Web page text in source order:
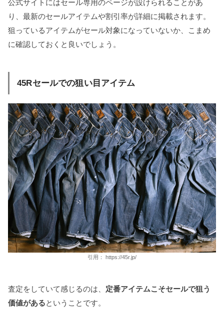
公式サイトにはセール専用のページが設けられることがあ
り、最新のセールアイテムや割引率が詳細に掲載されます。
狙っているアイテムがセール対象になっていないか、こまめ
に確認しておくと良いでしょう。
45Rセールでの狙い目アイテム
引用： https://45r.jp/
査定をしていて感じるのは、 定番アイテムこそセールで狙う
価値があるということです。